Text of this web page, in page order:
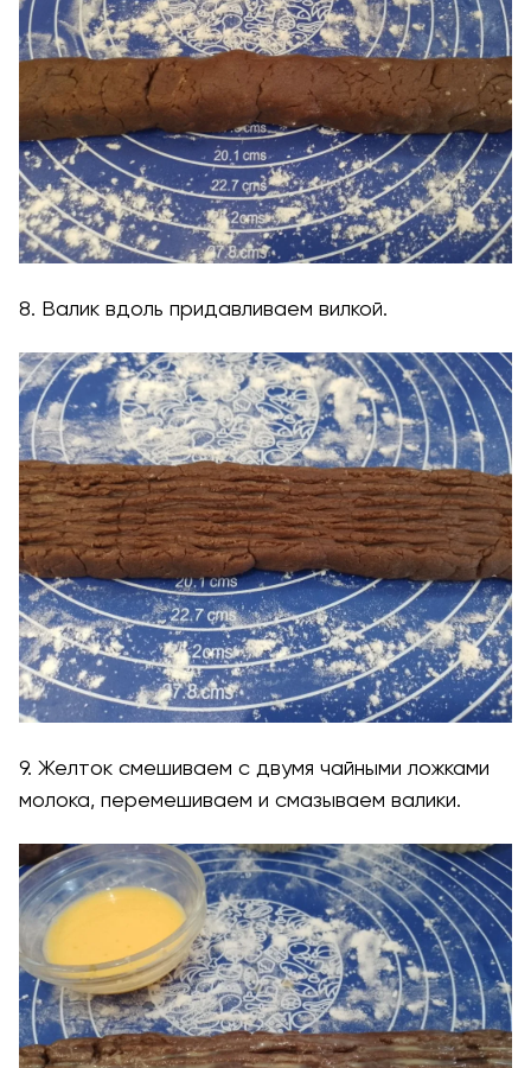
8. Валик вдоль придавливаем вилкой.
9. Желток смешиваем с двумя чайными ложками
молока, перемешиваем и смазываем валики.